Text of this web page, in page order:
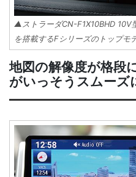
▲ストラーダCN-F1X10BHD 10V
を搭載するFシリーズのトップモ
地図の解像度が格段
がいっそうスムーズ